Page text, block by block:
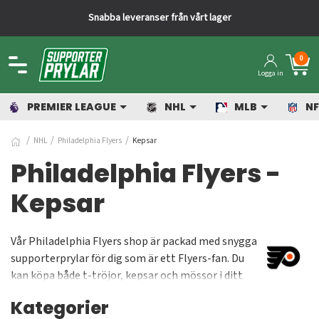
Snabba leveranser från vårt lager
Logga in
0
PREMIER LEAGUE NHL MLB
NHL Philadelphia Flyers Kepsar
Philadelphia Flyers -
Kepsar
Vår Philadelphia Flyers shop är packad med snygga
supporterprylar för dig som är ett Flyers-fan. Du
kan köpa både t-tröjor, kepsar och mössor i ditt
visar vilket lag du håller på. Flyers är laget som
Kategorier